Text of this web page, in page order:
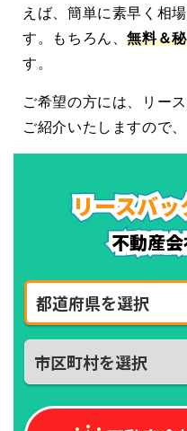
えば、簡単に素早く相
す。もちろん、無料＆
す。
ご希望の方には、リー
ご紹介いたしますので